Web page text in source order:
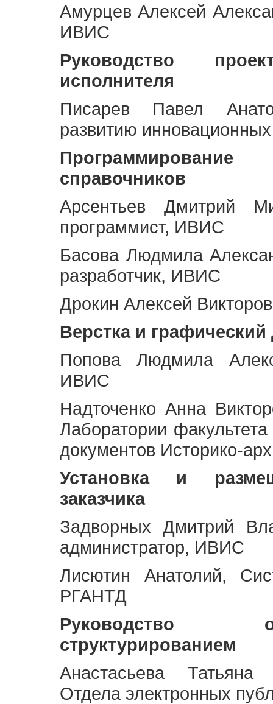
Амурцев Алексей
ИВИС
Руководство
исполнителя
Писарев Павел
развитию
Программирование
справочников
Арсентьев Дмитрий
программист, ИВИС
Басова Людмила
разработчик, ИВИС
Дрокин Алексей
Верстка и графический
Попова Людмила
ИВИС
Надточенко Анна
Лаборатории
документов Историко-
Установка и
заказчика
Задворных Дмитрий
администратор, ИВИС
Лисютин Анатолий,
РГАНТД
Руководство
структурированием
Анастасьева Татьяна
Отдела электронных